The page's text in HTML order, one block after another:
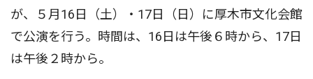
が、５月16日（土）・17日（日）に厚木市文化会館
で公演を行う。時間は、16日は午後６時から、17日
は午後２時から。